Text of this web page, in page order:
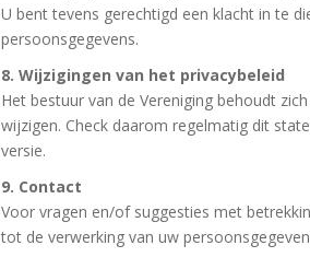
U bent tevens gerechtigd een klacht in te
persoonsgegevens.
8. Wijzigingen van het privacybeleid
Het bestuur van de Vereniging behoudt
wijzigen. Check daarom regelmatig dit
versie.
9. Contact
Voor vragen en/of suggesties met
tot de verwerking van uw